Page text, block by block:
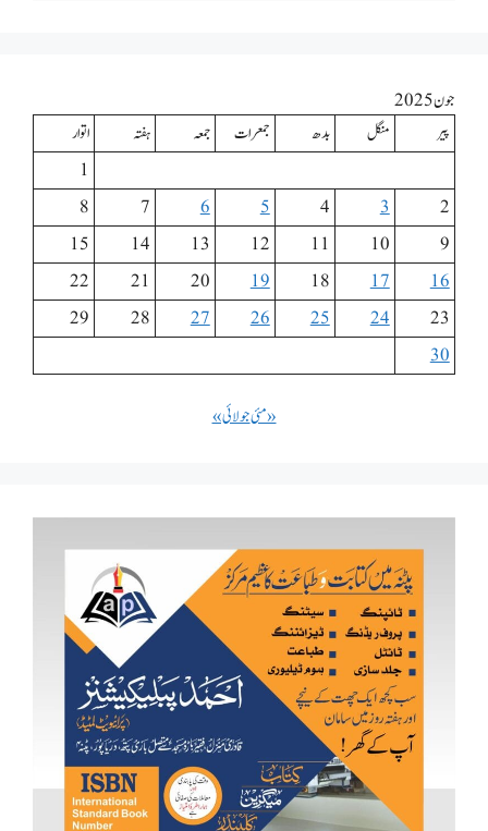
جون 2025
پیر
منگل بدھ جمعرات جمعہ ہفتہ
اتوار
1
2
3
4
5
6
7
8
9
10
11
12
13
14
15
16
17
18
19
20
21
22
23
24
25
26
27
28
29
30
« مئیجولائی »